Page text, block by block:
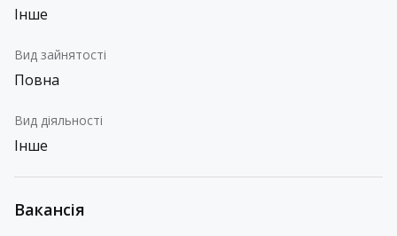
Інше
Вид зайнятості
Повна
Вид діяльності
Інше
Вакансія